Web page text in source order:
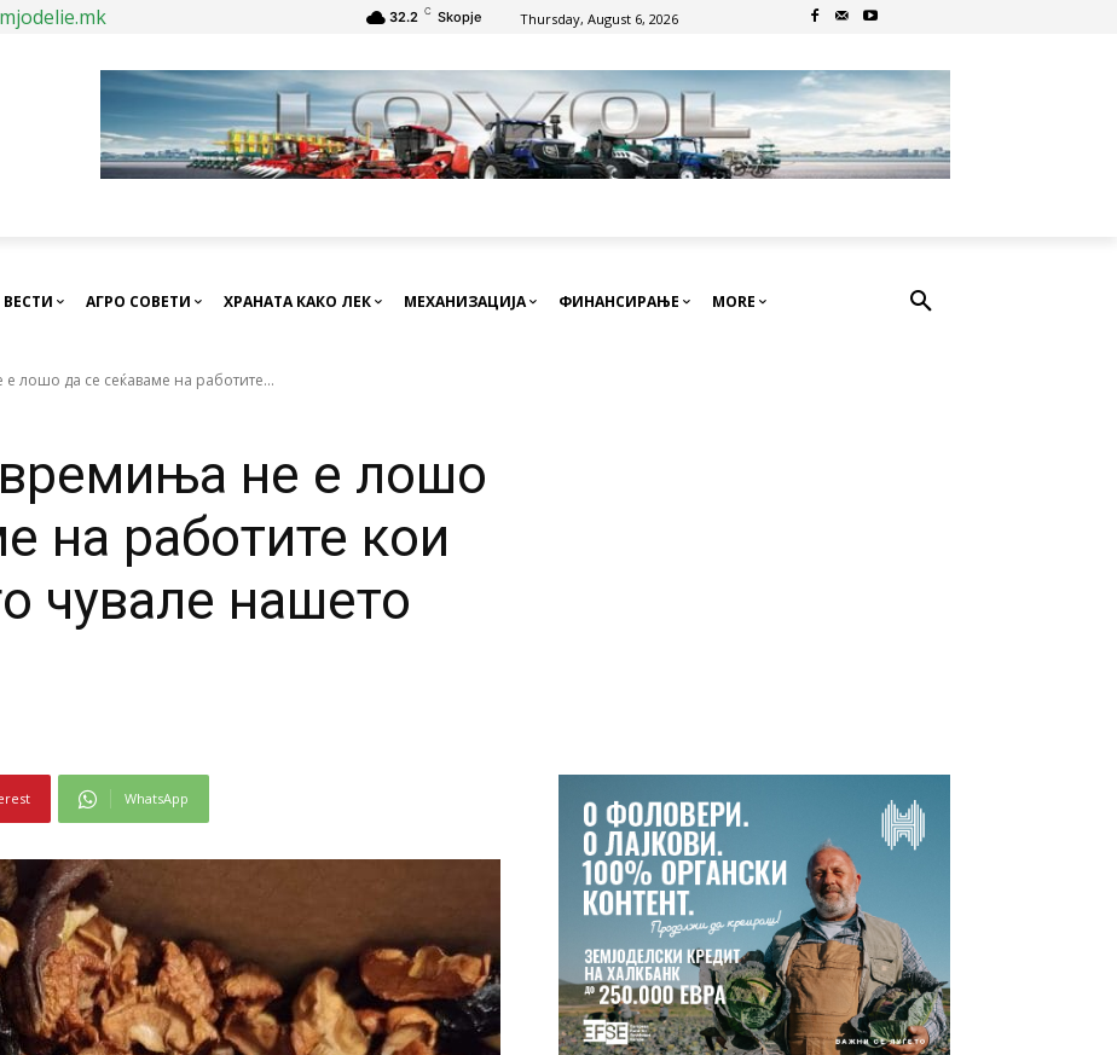
32.2 C Skopje Thursday, August 6, 2026
АГРО СОВЕТИ ХРАНАТА КАКО ЛЕК МЕХАНИЗАЦИЈА ФИНАНСИРАЊЕ MORE
лошо да се сеќаваме на работите...
не е лошо
на работите кои
чувале нашето
WhatsApp